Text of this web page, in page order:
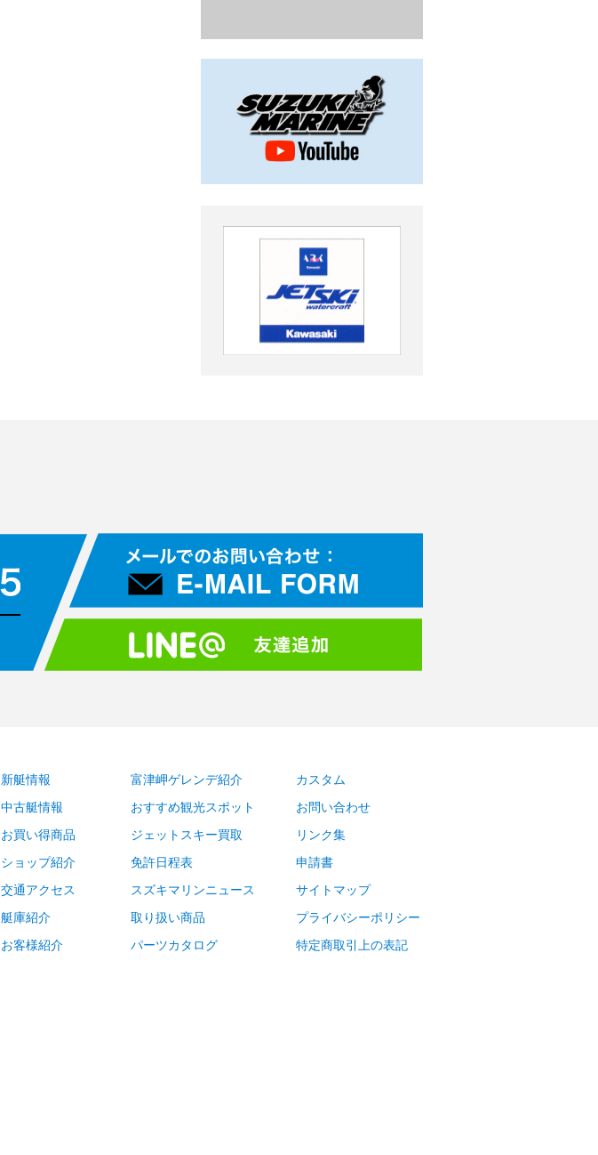
新艇情報
中古艇情報
お買い得商品
ショップ紹介
交通アクセス
艇庫紹介
お客様紹介
富津岬ゲレンデ紹介
おすすめ観光スポット
ジェットスキー買取
免許日程表
スズキマリンニュース
取り扱い商品
パーツカタログ
カスタム
お問い合わせ
リンク集
申請書
サイトマップ
プライバシーポリシー
特定商取引上の表記